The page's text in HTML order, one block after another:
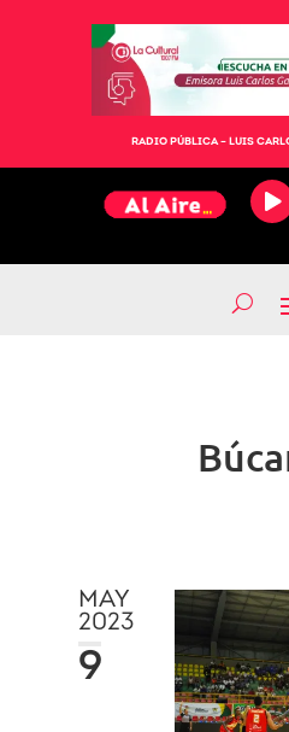
RADIO PÚBLICA – LUIS
MAY
2023
9